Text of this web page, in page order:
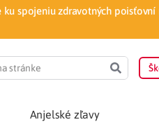
spojeniu zdravotných poisťovní
Anjelské zľavy